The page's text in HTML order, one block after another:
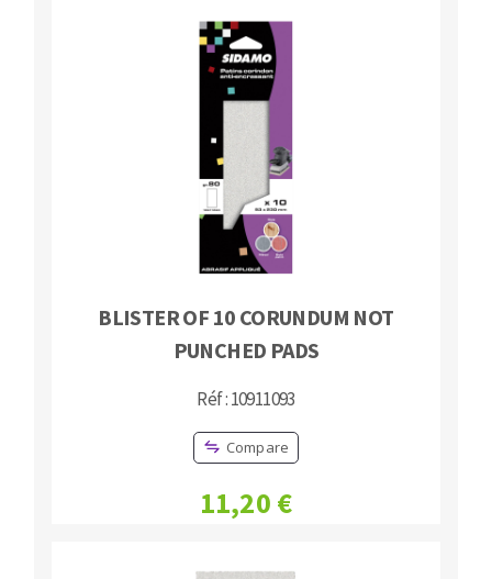
BLISTER OF 10 CORUNDUM NOT
PUNCHED PADS
Réf : 10911093
Compare
11,20 €